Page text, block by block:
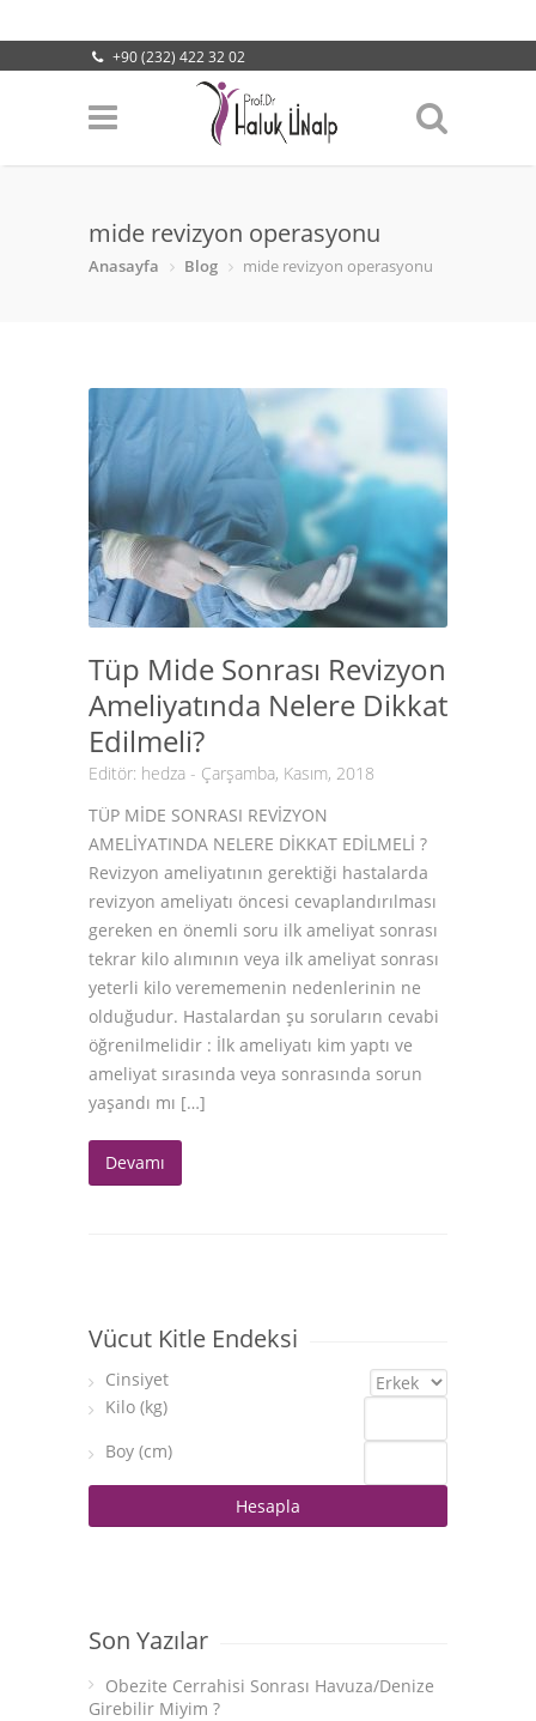
+90 (232) 422 32 02
info@halukunalp.com
mide revizyon operasyonu
Anasayfa Blog mide revizyon operasyonu
Tüp Mide Sonrası Revizyon
Ameliyatında Nelere Dikkat
Edilmeli?
Editör: hedza - Çarşamba, Kasım, 2018
TÜP MİDE SONRASI REVİZYON
AMELİYATINDA NELERE DİKKAT EDİLMELİ ?
Revizyon ameliyatının gerektiği hastalarda
revizyon ameliyatı öncesi cevaplandırılması
gereken en önemli soru ilk ameliyat sonrası
tekrar kilo alımının veya ilk ameliyat sonrası
yeterli kilo verememenin nedenlerinin ne
olduğudur. Hastalardan şu soruların cevabi
öğrenilmelidir : İlk ameliyatı kim yaptı ve
ameliyat sırasında veya sonrasında sorun
yaşandı mı […]
Devamı
Vücut Kitle Endeksi
Cinsiyet
Kilo (kg)
Boy (cm)
Son Yazılar
Obezite Cerrahisi Sonrası Havuza/Denize
Girebilir Miyim ?